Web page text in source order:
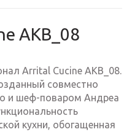
AKB_08
Arrital Cucine AKB_08.
совместно
и шеф-поваром Андреа
кухни, обогащенная